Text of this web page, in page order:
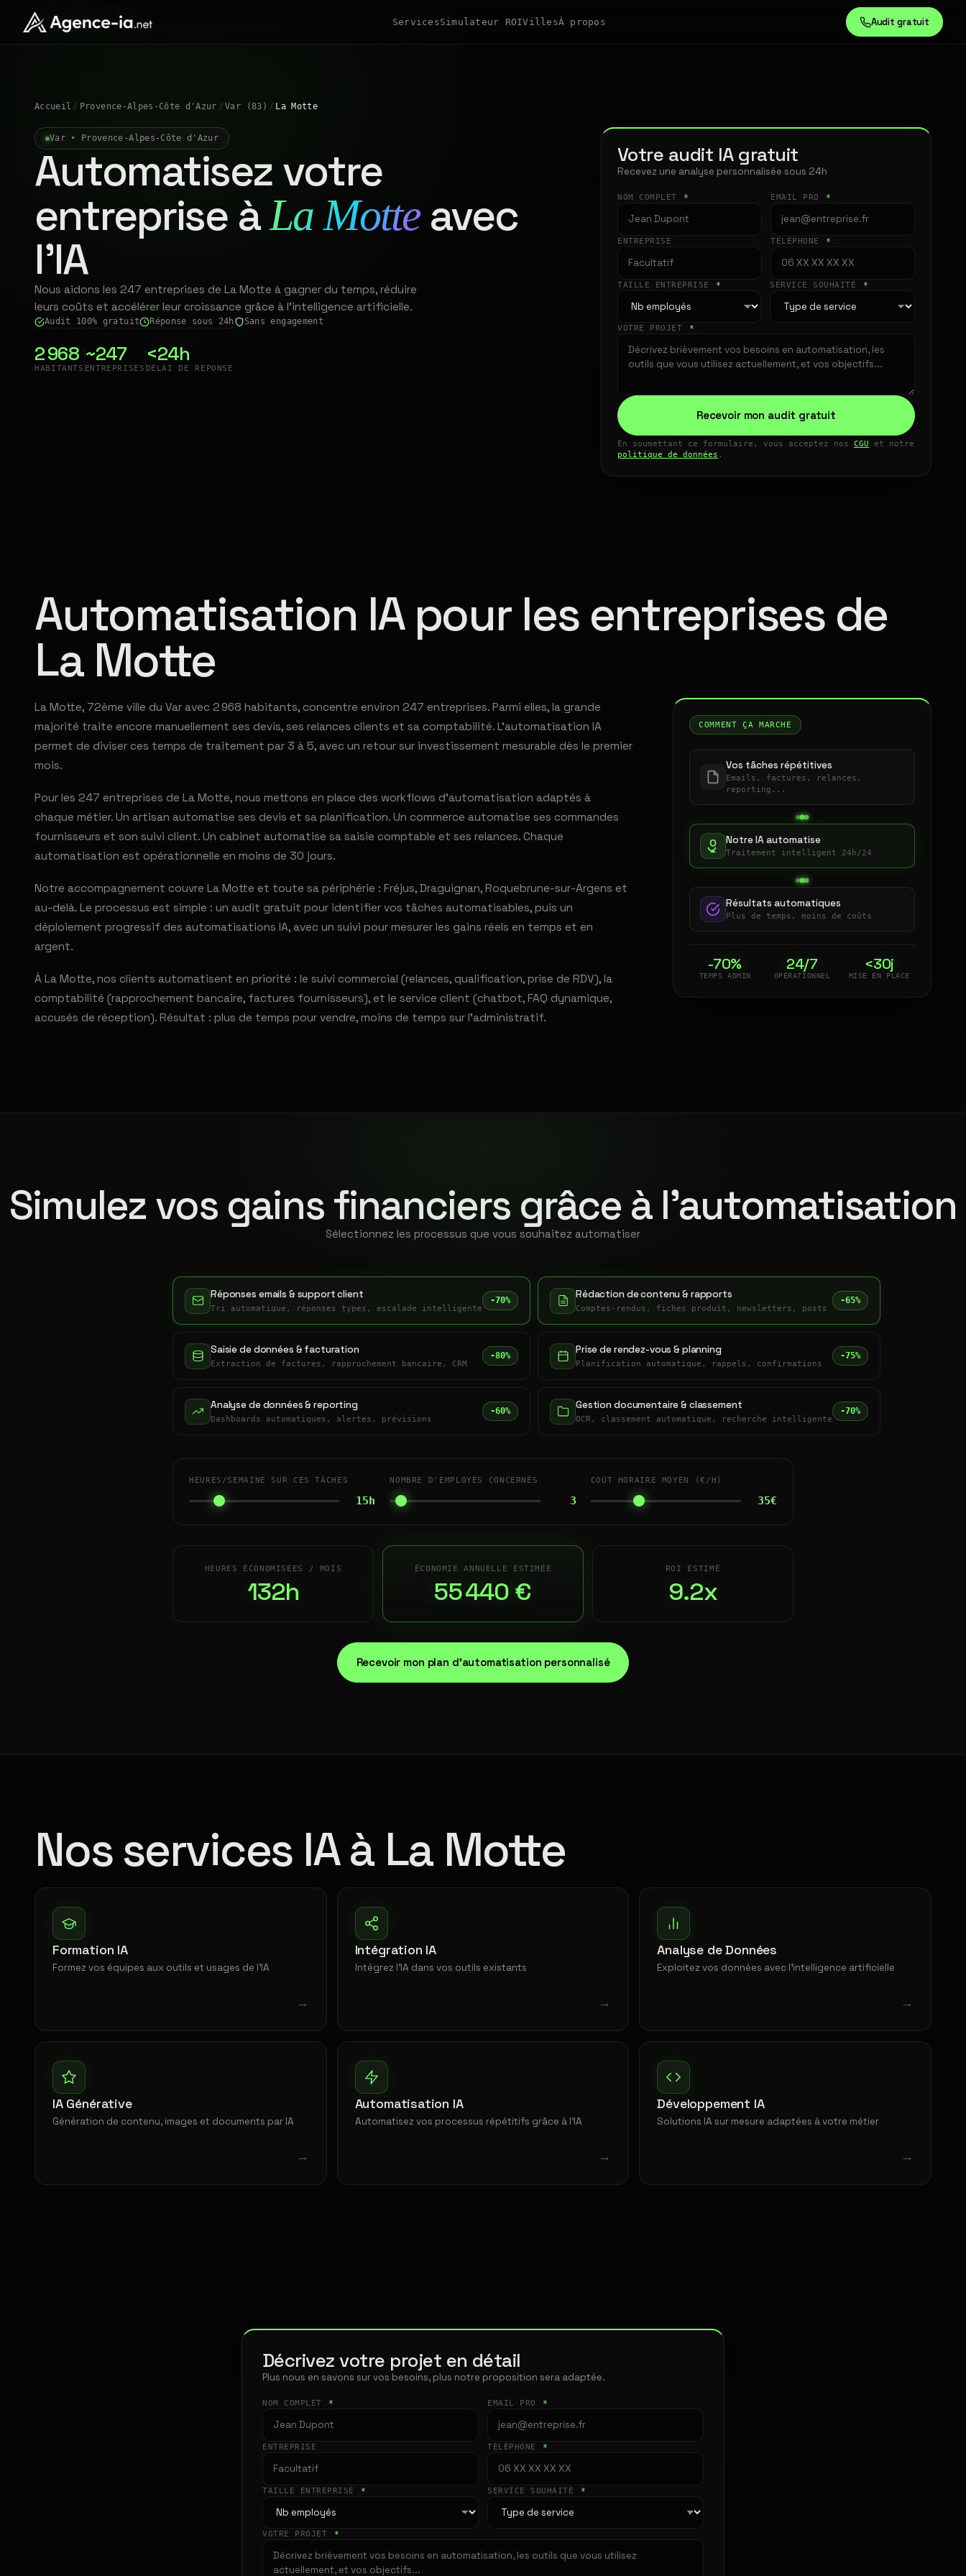
ServicesSimulateur ROIVillesÀ propos Audit gratuit
Accueil / Provence-Alpes-Côte d'Azur / Var (83) / La Motte
Var • Provence-Alpes-Côte d'Azur
Automatisez votre
entreprise àLa Motteavec
l'IA
Nous aidons les 247 entreprises de La Motte à gagner du temps, réduire
leurs coûts et accélérer leur croissance grâce à l'intelligence artificielle.
Audit 100% gratuit Réponse sous 24h Sans engagement
2 968
HABITANTS
~247
ENTREPRISES
<24h
DÉLAI DE RÉPONSE
Votre audit IA gratuit
Recevez une analyse personnalisée sous 24h
NOM COMPLET * EMAIL PRO *
ENTREPRISE TÉLÉPHONE *
TAILLE ENTREPRISE * SERVICE SOUHAITÉ *
VOTRE PROJET *
Recevoir mon audit gratuit
En soumettant ce formulaire, vous acceptez nos CGU et notre
politique de données .
Automatisation IA pour les entreprises de
La Motte
La Motte, 72ème ville du Var avec 2 968 habitants, concentre environ 247 entreprises. Parmi elles, la grande
majorité traite encore manuellement ses devis, ses relances clients et sa comptabilité. L'automatisation IA
permet de diviser ces temps de traitement par 3 à 5, avec un retour sur investissement mesurable dès le premier
mois.
Pour les 247 entreprises de La Motte, nous mettons en place des workflows d'automatisation adaptés à
chaque métier. Un artisan automatise ses devis et sa planification. Un commerce automatise ses commandes
fournisseurs et son suivi client. Un cabinet automatise sa saisie comptable et ses relances. Chaque
automatisation est opérationnelle en moins de 30 jours.
Notre accompagnement couvre La Motte et toute sa périphérie : Fréjus, Draguignan, Roquebrune-sur-Argens et
au-delà. Le processus est simple : un audit gratuit pour identifier vos tâches automatisables, puis un
déploiement progressif des automatisations IA, avec un suivi pour mesurer les gains réels en temps et en
argent.
À La Motte, nos clients automatisent en priorité : le suivi commercial (relances, qualification, prise de RDV), la
comptabilité (rapprochement bancaire, factures fournisseurs), et le service client (chatbot, FAQ dynamique,
accusés de réception). Résultat : plus de temps pour vendre, moins de temps sur l'administratif.
COMMENT ÇA MARCHE
Vos tâches répétitives
Emails, factures, relances,
reporting...
Notre IA automatise
Traitement intelligent 24h/24
Résultats automatiques
Plus de temps, moins de coûts
-70%
TEMPS ADMIN
24/7
OPÉRATIONNEL
<30j
MISE EN PLACE
Simulez vos gains financiers grâce à l'automatisation
Sélectionnez les processus que vous souhaitez automatiser
Réponses emails & support client
Tri automatique, réponses types, escalade intelligente
-70% Rédaction de contenu & rapports
Comptes-rendus, fiches produit, newsletters, posts
-65%
Saisie de données & facturation
Extraction de factures, rapprochement bancaire, CRM
-80% Prise de rendez-vous & planning
Planification automatique, rappels, confirmations
-75%
Analyse de données & reporting
Dashboards automatiques, alertes, prévisions
-60% Gestion documentaire & classement
OCR, classement automatique, recherche intelligente
-70%
HEURES/SEMAINE SUR CES TÂCHES
15h
NOMBRE D'EMPLOYÉS CONCERNÉS
3
COÛT HORAIRE MOYEN (€/H)
35€
HEURES ÉCONOMISÉES / MOIS
132h
ÉCONOMIE ANNUELLE ESTIMÉE
55 440 €
ROI ESTIMÉ
9.2x
Recevoir mon plan d'automatisation personnalisé
Nos services IA à La Motte
Formation IA
Formez vos équipes aux outils et usages de l'IA
→
Intégration IA
Intégrez l'IA dans vos outils existants
→
Analyse de Données
Exploitez vos données avec l'intelligence artificielle
→
IA Générative
Génération de contenu, images et documents par IA
→
Automatisation IA
Automatisez vos processus répétitifs grâce à l'IA
→
Développement IA
Solutions IA sur mesure adaptées à votre métier
→
Décrivez votre projet en détail
Plus nous en savons sur vos besoins, plus notre proposition sera adaptée.
NOM COMPLET * EMAIL PRO *
ENTREPRISE TÉLÉPHONE *
TAILLE ENTREPRISE * SERVICE SOUHAITÉ *
VOTRE PROJET *